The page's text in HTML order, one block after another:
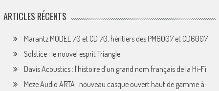
ARTICLES RÉCENTS
Marantz MODEL 70 et CD 70, héritiers des PM6007 et CD6007
Solstice : le nouvel esprit Triangle
Davis Acoustics : l’histoire d’un grand nom français de la Hi-Fi
Meze Audio ARTA : nouveau casque ouvert haut de gamme à